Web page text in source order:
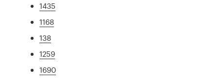
1435
1168
138
1259
1690